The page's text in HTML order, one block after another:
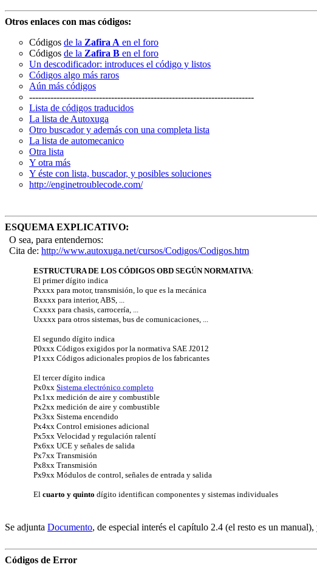
Otros enlaces con mas códigos:
Códigos de la Zafira A en el foro
Códigos de la Zafira B en el foro
Un descodificador: introduces el código y listos
Códigos algo más raros
Aún más códigos
--------------------------------------------------------------------------
Lista de códigos traducidos
La lista de Autoxuga
Otro buscador y además con una completa lista
La lista de automecanico
Otra lista
Y otra más
Y éste con lista, buscador, y posibles soluciones
http://enginetroublecode.com/
ESQUEMA EXPLICATIVO:
O sea, para entendernos:
Cita de: http://www.autoxuga.net/cursos/Codigos/Codigos.htm
ESTRUCTURA DE LOS CÓDIGOS OBD SEGÚN NORMATIVA:
El primer dígito indica
Pxxxx para motor, transmisión, lo que es la mecánica
Bxxxx para interior, ABS, ...
Cxxxx para chasis, carrocería, ...
Uxxxx para otros sistemas, bus de comunicaciones, ...
El segundo dígito indica
P0xxx Códigos exigidos por la normativa SAE J2012
P1xxx Códigos adicionales propios de los fabricantes
El tercer dígito indica
Px0xx Sistema electrónico completo
Px1xx medición de aire y combustible
Px2xx medición de aire y combustible
Px3xx Sistema encendido
Px4xx Control emisiones adicional
Px5xx Velocidad y regulación ralentí
Px6xx UCE y señales de salida
Px7xx Transmisión
Px8xx Transmisión
Px9xx Módulos de control, señales de entrada y salida
El cuarto y quinto dígito identifican componentes y sistemas individuales
Se adjunta Documento, de especial interés el capítulo 2.4 (el resto es un
Códigos de Error